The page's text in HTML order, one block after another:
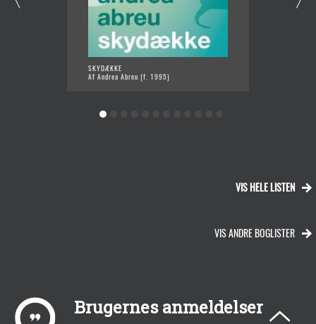
SKYDÆKKE
Af Andrea Abreu (f. 1995)
VIS HELE LISTEN
VIS ANDRE BOGLISTER
Brugernes anmeldelser